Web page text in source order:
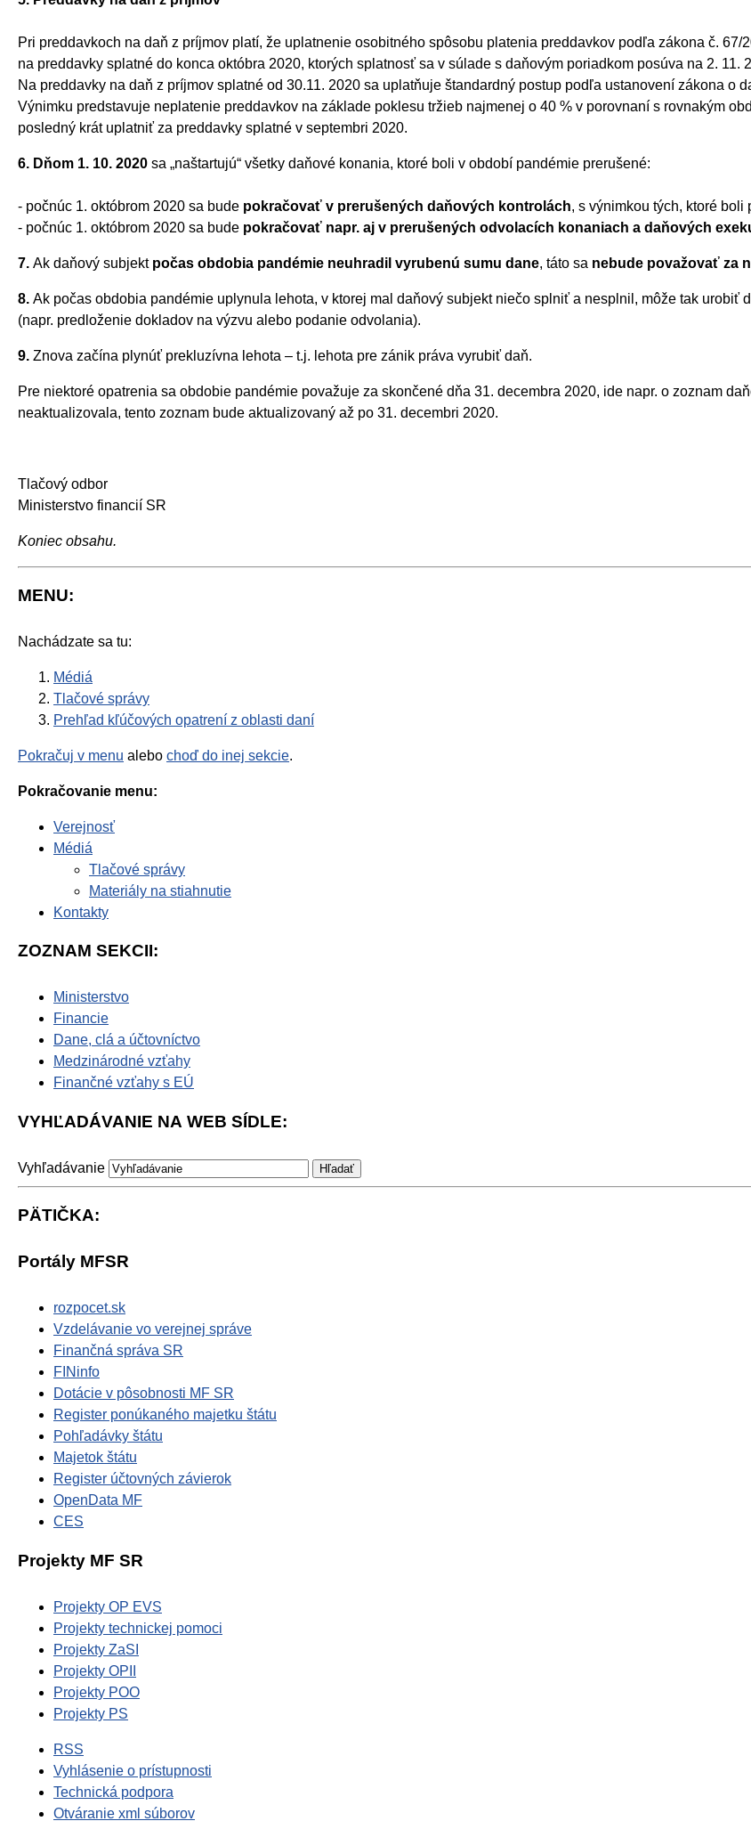
Pri preddavkoch na daň z príjmov platí, že uplatnenie osobitného spôsobu platenia preddavkov podľa zákona č.
na preddavky splatné do konca októbra 2020, ktorých splatnosť sa v súlade s daňovým poriadkom posúva na 2. 11.
Na preddavky na daň z príjmov splatné od 30.11. 2020 sa uplatňuje štandardný postup podľa ustanovení zákona o
Výnimku predstavuje neplatenie preddavkov na základe poklesu tržieb najmenej o 40 % v porovnaní s rovnakým
posledný krát uplatniť za preddavky splatné v septembri 2020.
6. Dňom 1. 10. 2020 sa „naštartujú“ všetky daňové konania, ktoré boli v období pandémie prerušené:
- počnúc 1. októbrom 2020 sa bude pokračovať v prerušených daňových kontrolách, s výnimkou tých, ktoré
- počnúc 1. októbrom 2020 sa bude pokračovať napr. aj v prerušených odvolacích konaniach a daňových
7. Ak daňový subjekt počas obdobia pandémie neuhradil vyrubenú sumu dane, táto sa nebude považovať za
8. Ak počas obdobia pandémie uplynula lehota, v ktorej mal daňový subjekt niečo splniť a nesplnil, môže tak
(napr. predloženie dokladov na výzvu alebo podanie odvolania).
9. Znova začína plynúť prekluzívna lehota – t.j. lehota pre zánik práva vyrubiť daň.
Pre niektoré opatrenia sa obdobie pandémie považuje za skončené dňa 31. decembra 2020, ide napr. o zoznam
neaktualizovala, tento zoznam bude aktualizovaný až po 31. decembri 2020.
Tlačový odbor
Ministerstvo financií SR
Koniec obsahu.
MENU:
Nachádzate sa tu:
Médiá
Tlačové správy
Prehľad kľúčových opatrení z oblasti daní
Pokračuj v menu alebo choď do inej sekcie.
Pokračovanie menu:
Verejnosť
Médiá
Tlačové správy
Materiály na stiahnutie
Kontakty
ZOZNAM SEKCII:
Ministerstvo
Financie
Dane, clá a účtovníctvo
Medzinárodné vzťahy
Finančné vzťahy s EÚ
VYHĽADÁVANIE NA WEB SÍDLE:
Vyhľadávanie
PÄTIČKA:
Portály MFSR
rozpocet.sk
Vzdelávanie vo verejnej správe
Finančná správa SR
FINinfo
Dotácie v pôsobnosti MF SR
Register ponúkaného majetku štátu
Pohľadávky štátu
Majetok štátu
Register účtovných závierok
OpenData MF
CES
Projekty MF SR
Projekty OP EVS
Projekty technickej pomoci
Projekty ZaSI
Projekty OPII
Projekty POO
Projekty PS
RSS
Vyhlásenie o prístupnosti
Technická podpora
Otváranie xml súborov